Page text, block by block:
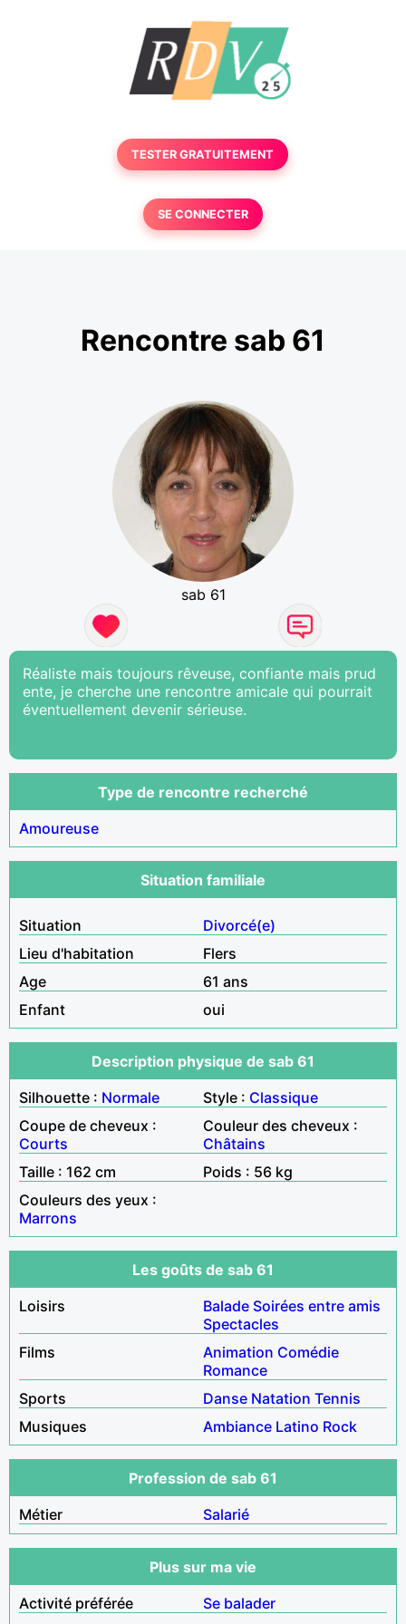
TESTER GRATUITEMENT
SE CONNECTER
Rencontre sab 61
sab 61
Réaliste mais toujours rêveuse, confiante mais prud
ente, je cherche une rencontre amicale qui pourrait
éventuellement devenir sérieuse.
Type de rencontre recherché
Amoureuse
Situation familiale
Situation
Divorcé(e)
Lieu d'habitation
Flers
Age
61 ans
Enfant
oui
Description physique de sab 61
Silhouette : Normale Style : Classique
Coupe de cheveux :
Courts
Couleur des cheveux :
Châtains
Taille : 162 cm
Poids : 56 kg
Couleurs des yeux :
Marrons
Les goûts de sab 61
Loisirs
Balade Soirées entre amis
Spectacles
Films
Animation Comédie
Romance
Sports
Danse Natation Tennis
Musiques
Ambiance Latino Rock
Profession de sab 61
Métier
Salarié
Plus sur ma vie
Activité préférée
Se balader